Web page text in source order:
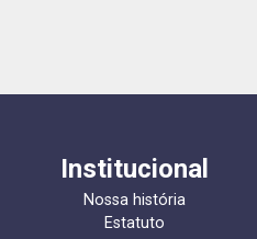
Institucional
Nossa história
Estatuto